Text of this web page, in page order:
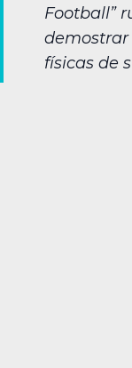
Football”
demostrar
físicas de